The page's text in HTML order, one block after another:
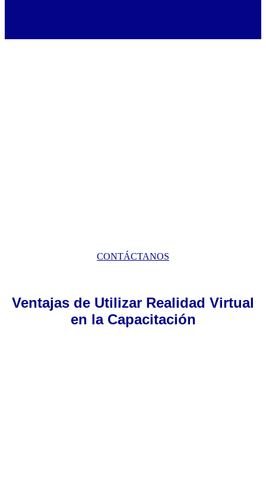
CONTÁCTANOS
Ventajas de Utilizar Realidad Virtual
en la Capacitación